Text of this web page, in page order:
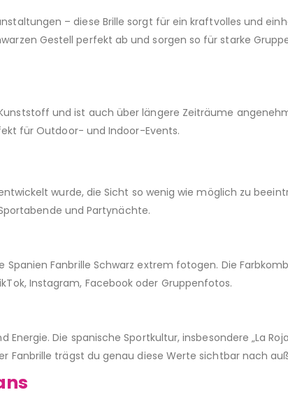
– diese Brille sorgt für ein kraftvolles und
Gestell perfekt ab und sorgen so für starke
und ist auch über längere Zeiträume
für Outdoor- und Indoor-Events.
wurde, die Sicht so wenig wie möglich zu
und Partynächte.
Fanbrille Schwarz extrem fotogen. Die
Instagram, Facebook oder Gruppenfotos.
Die spanische Sportkultur, insbesondere „La
Fanbrille trägst du genau diese Werte sichtbar nach